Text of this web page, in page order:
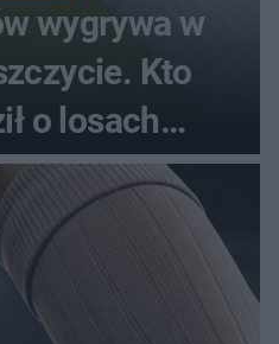
wygrywa w
Kto
o losach